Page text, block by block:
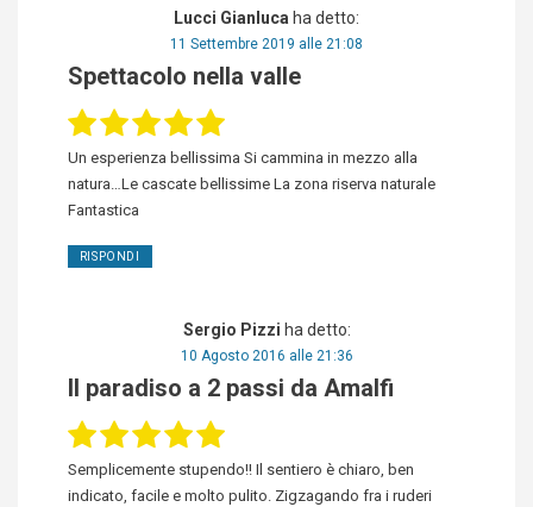
Lucci Gianluca ha detto:
11 Settembre 2019 alle 21:08
Spettacolo nella valle
Un esperienza bellissima Si cammina in mezzo alla
natura…Le cascate bellissime La zona riserva naturale
Fantastica
RISPONDI
Sergio Pizzi ha detto:
10 Agosto 2016 alle 21:36
Il paradiso a 2 passi da Amalfi
Semplicemente stupendo!! Il sentiero è chiaro, ben
indicato, facile e molto pulito. Zigzagando fra i ruderi